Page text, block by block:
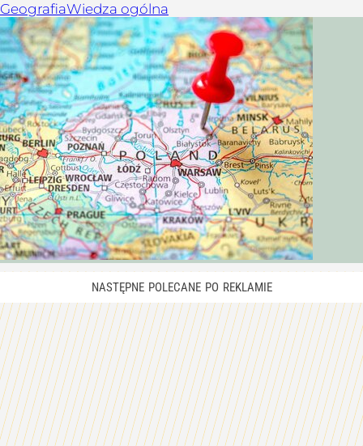
GeografiaWiedza ogólna